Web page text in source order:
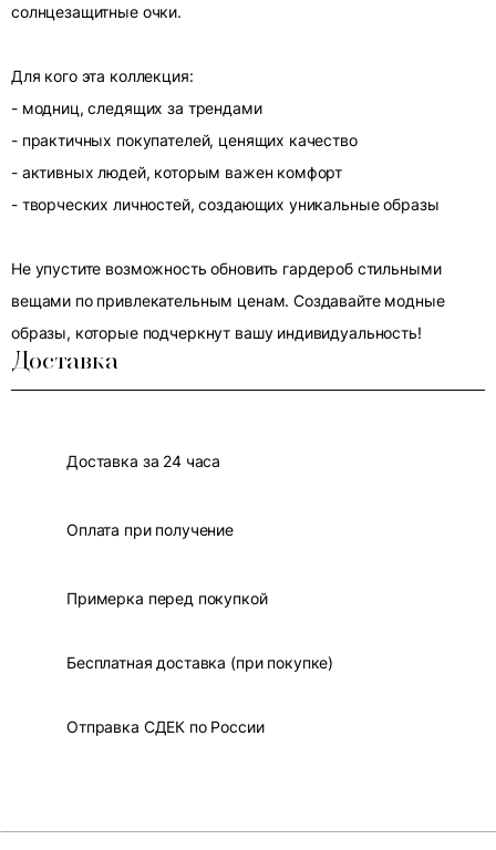
солнцезащитные очки.
Для кого эта коллекция:
- модниц, следящих за трендами
- практичных покупателей, ценящих качество
- активных людей, которым важен комфорт
- творческих личностей, создающих уникальные образы
Не упустите возможность обновить гардероб стильными
вещами по привлекательным ценам. Создавайте модные
образы, которые подчеркнут вашу индивидуальность!
Доставка
Доставка за 24 часа
Оплата при получение
Примерка перед покупкой
Бесплатная доставка (при покупке)
Отправка СДЕК по России